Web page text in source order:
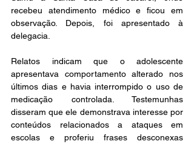
recebeu atendimento médico e ficou em
observação. Depois, foi apresentado à
delegacia.
Relatos indicam que o adolescente
apresentava comportamento alterado nos
últimos dias e havia interrompido o uso de
medicação controlada. Testemunhas
disseram que ele demonstrava interesse por
conteúdos relacionados a ataques em
escolas e proferiu frases desconexas